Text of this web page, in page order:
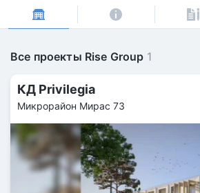
Все проекты Rise Group 1
КД Privilegia
Микрорайон Мирас 73